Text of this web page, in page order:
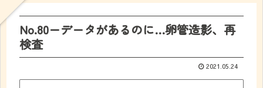
No.80ーデータがあるのに…卵管造影、再
検査
2021.05.24